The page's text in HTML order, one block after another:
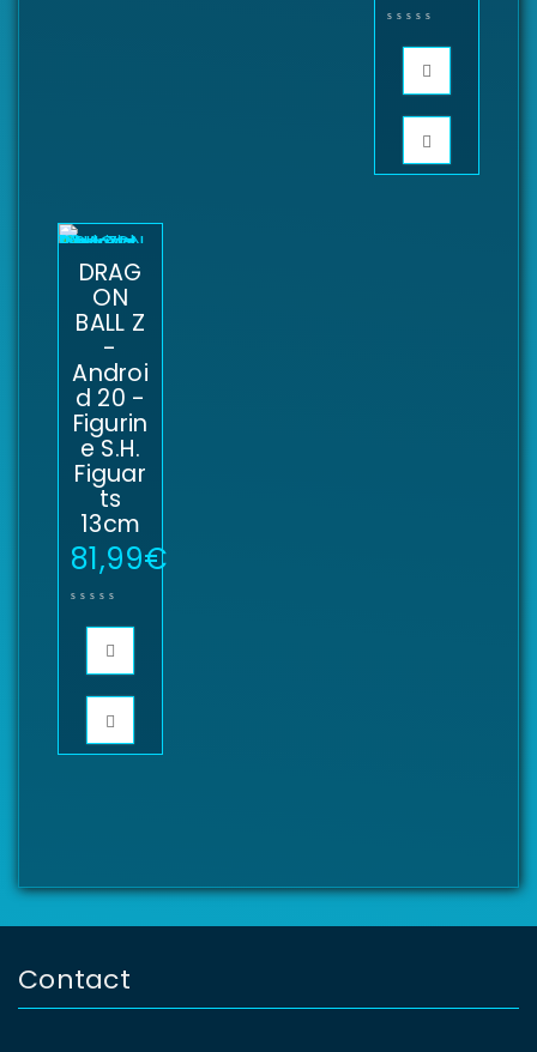
DRAG
ON
BALL Z
-
Androi
d 20 -
Figurin
e S.H.
Figuar
ts
13cm
81,99€
Contact